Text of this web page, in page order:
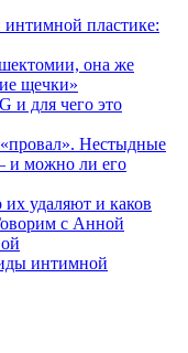
пластике:
она же
щечки»
и для чего это
Нестыдные
и можно ли его
удаляют и каков
с Анной
интимной